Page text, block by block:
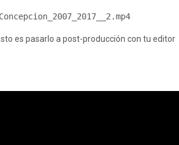
Concepcion_2007_2017__2 .mp4
es pasarlo a post-producción con tu editor